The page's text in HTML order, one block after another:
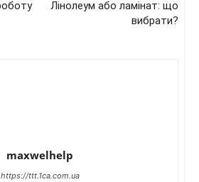
Лінолеум або ламінат: що
вибрати?
maxwelhelp
https://ttt.1ca.com.ua